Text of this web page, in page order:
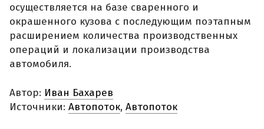
осуществляется на базе сваренного и
окрашенного кузова с последующим поэтапным
расширением количества производственных
операций и локализации производства
автомобиля.
Автор: Иван Бахарев
Источники: Автопоток, Автопоток